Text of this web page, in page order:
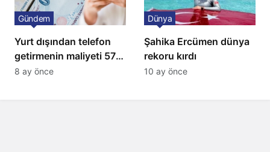
Yurt dışından telefon
getirmenin maliyeti 57
bin lira oldu
Gündem
8 ay önce
Şahika Ercümen dünya
rekoru kırdı
Dünya
10 ay önce